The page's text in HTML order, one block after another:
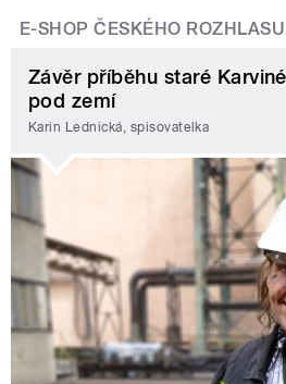
E-SHOP ČESKÉHO ROZHLASU
Závěr příběhu staré
pod zemí
Karin Lednická, spisovatelka